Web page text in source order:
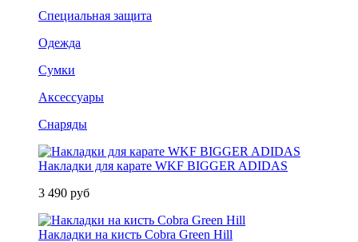
Специальная защита
Одежда
Сумки
Аксессуары
Снаряды
Накладки для карате WKF BIGGER ADIDAS
3 490 руб
Накладки на кисть Cobra Green Hill